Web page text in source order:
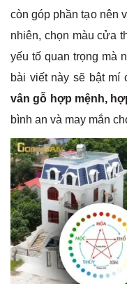
còn góp phần tạo nên
nhiên, chọn màu cửa
yếu tố quan trọng mà
bài viết này sẽ bật mí
vân gỗ hợp mệnh,
bình an và may mắn